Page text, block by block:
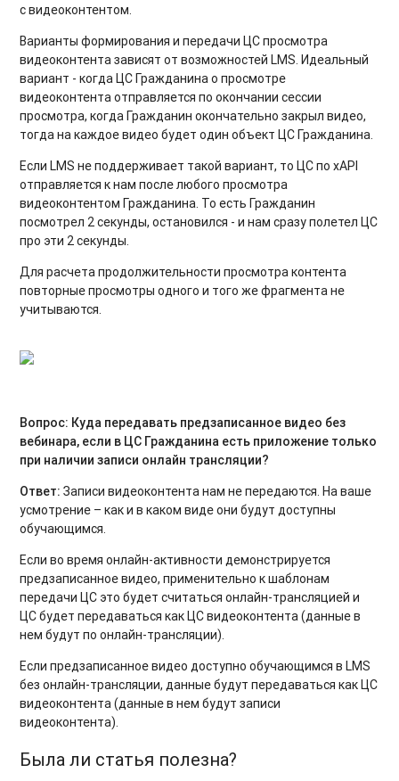
с видеоконтентом.
Варианты формирования и передачи ЦС просмотра
видеоконтента зависят от возможностей LMS. Идеальный
вариант - когда ЦС Гражданина о просмотре
видеоконтента отправляется по окончании сессии
просмотра, когда Гражданин окончательно закрыл видео,
тогда на каждое видео будет один объект ЦС Гражданина.
Если LMS не поддерживает такой вариант, то ЦС по xAPI
отправляется к нам после любого просмотра
видеоконтентом Гражданина. То есть Гражданин
посмотрел 2 секунды, остановился - и нам сразу полетел ЦС
про эти 2 секунды.
Для расчета продолжительности просмотра контента
повторные просмотры одного и того же фрагмента не
учитываются.
Вопрос: Куда передавать предзаписанное видео без
вебинара, если в ЦС Гражданина есть приложение только
при наличии записи онлайн трансляции?
Ответ: Записи видеоконтента нам не передаются. На ваше
усмотрение – как и в каком виде они будут доступны
обучающимся.
Если во время онлайн-активности демонстрируется
предзаписанное видео, применительно к шаблонам
передачи ЦС это будет считаться онлайн-трансляцией и
ЦС будет передаваться как ЦС видеоконтента (данные в
нем будут по онлайн-трансляции).
Если предзаписанное видео доступно обучающимся в LMS
без онлайн-трансляции, данные будут передаваться как ЦС
видеоконтента (данные в нем будут записи
видеоконтента).
Была ли статья полезна?